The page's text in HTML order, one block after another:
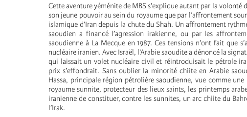
Cette aventure yéménite de MBS s’explique autant par la volonté
son jeune pouvoir au sein du royaume que par l’affrontement
islamique d’Iran depuis la chute du Shah. Un affrontement
saoudien a financé l’agression irakienne, ou par les
saoudienne à La Mecque en 1987. Ces tensions n’ont fait que
nucléaire iranien. Avec Israël, l’Arabie saoudite a dénoncé la
qui laissait un volet nucléaire civil et réintroduisait le pétrole
prix s’effondrait. Sans oublier la minorité chiite en Arabie
Hassa, principale région pétrolière saoudienne, vue comme
royaume sunnite, protecteur des lieux saints, les printemps
iranienne de constituer, contre les sunnites, un arc chiite du
l’Irak.